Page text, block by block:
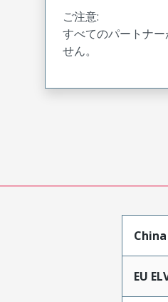
ご注意:
すべてのパートナ
せん。
China
EU